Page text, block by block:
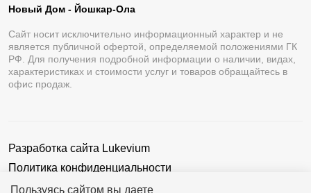
Пользуясь сайтом вы даете
Новый Дом - Йошкар-Ола
Сайт носит исключительно информационный характер и не
является публичной офертой, определяемой положениями ГК
РФ. Для получения подробной информации о наличии, видах,
характеристиках и стоимости услуг и товаров обращайтесь в
офис продаж.
Разработка сайта Lukevium
Политика конфиденциальности
Пользовательское соглашение